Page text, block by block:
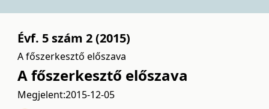
Évf. 5 szám 2 (2015)
A főszerkesztő előszava
A főszerkesztő előszava
Megjelent:2015-12-05